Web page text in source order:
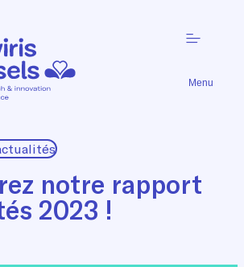
Menu
notre rapport
2023 !